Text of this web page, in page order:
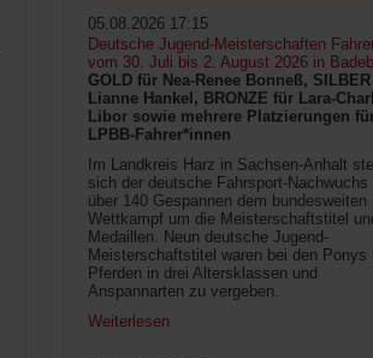
05.08.2026 17:15
Deutsche Jugend-Meisterschaften
vom 30. Juli bis 2. August 2026 in
GOLD für Nea-Renee Bonneß,
Lianne Hankel, BRONZE für Lara-
Libor sowie mehrere Platzierungen
LPBB-Fahrer*innen
Im Landkreis Harz in Sachsen-Anhalt
sich der deutsche Fahrsport-Nachwuchs
über 140 Gespannen dem bundesweiten
Wettkampf um die Meisterschaftstitel
Medaillen. Neun deutsche Jugend-
Meisterschaftstitel waren bei den Ponys
Pferden in drei Altersklassen und
Anspannarten zu vergeben.
Weiterlesen